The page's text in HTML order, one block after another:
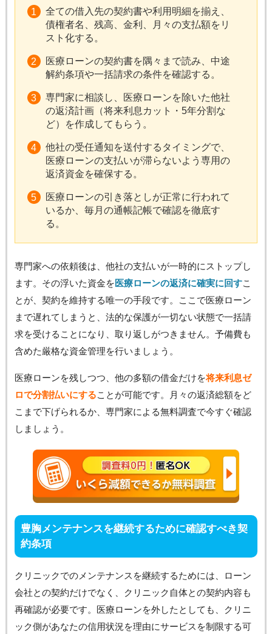
全ての借入先の契約書や利用明細を揃え、
債権者名、残高、金利、月々の支払額をリ
スト化する。
医療ローンの契約書を隅々まで読み、中途
解約条項や一括請求の条件を確認する。
専門家に相談し、医療ローンを除いた他社
の返済計画（将来利息カット・5年分割な
ど）を作成してもらう。
他社の受任通知を送付するタイミングで、
医療ローンの支払いが滞らないよう専用の
返済資金を確保する。
医療ローンの引き落としが正常に行われて
いるか、毎月の通帳記帳で確認を徹底す
る。
専門家への依頼後は、他社の支払いが一時的にストップし
ます。その浮いた資金を医療ローンの返済に確実に回すこ
とが、契約を維持する唯一の手段です。ここで医療ローン
まで遅れてしまうと、法的な保護が一切ない状態で一括請
求を受けることになり、取り返しがつきません。予備費も
含めた厳格な資金管理を行いましょう。
医療ローンを残しつつ、他の多額の借金だけを将来利息ゼ
ロで分割払いにすることが可能です。月々の返済総額をど
こまで下げられるか、専門家による無料調査で今すぐ確認
しましょう。
豊胸メンテナンスを継続するために確認すべき契
約条項
クリニックでのメンテナンスを継続するためには、ローン
会社との契約だけでなく、クリニック自体との契約内容も
再確認が必要です。医療ローンを外したとしても、クリニ
ック側があなたの信用状況を理由にサービスを制限する可